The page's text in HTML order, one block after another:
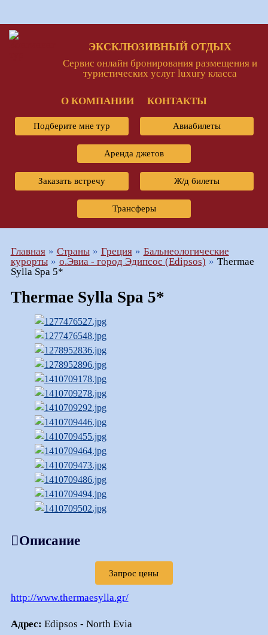
ЭКСКЛЮЗИВНЫЙ ОТДЫХ
Сервис онлайн бронирования размещения и
туристических услуг luxury класса
О КОМПАНИИ КОНТАКТЫ
Подберите мне тур Авиабилеты
Аренда джетов
Заказать встречу Ж/д билеты
Трансферы
Главная Страны Греция
Бальнеологические
курорты
о.Эвиа - город Эдипсос (Edipsos)
Thermae
Sylla Spa 5*
Thermae Sylla Spa 5*
Описание
Запрос цены
http://www.thermaesylla.gr/
Адрес: Edipsos - North Evia